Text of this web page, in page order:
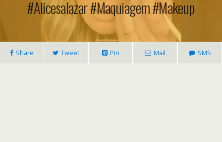
#alicesalazar #maquiagem #makeup
Share Tweet Pin Mail SMS